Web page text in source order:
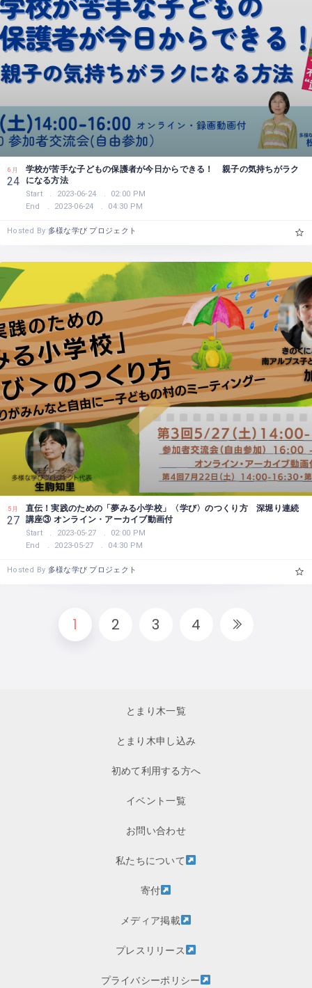
6月
24
学校が苦手な子どもの保護者が今日からできる！ 親子の気持ちがラク
になる方法
Start 2023-06-24
02:00 PM
End
2023-06-24 04:30 PM
Hosted By 多様な学び プロジェクト
5月
27
直伝！実践のための「夢みる小学校」〈学び〉のつくり方 深堀り連続
講座③ オンライン・アーカイブ動画付
Start 2023-05-27
02:00 PM
End
2023-05-27 04:30 PM
Hosted By 多様な学び プロジェクト
1 2 3 4
とまり木一覧
とまり木申し込み
初めて利用する方へ
イベント一覧
お問い合わせ
私たちについて
寄付
メディア掲載
プレスリリース
プライバシーポリシー